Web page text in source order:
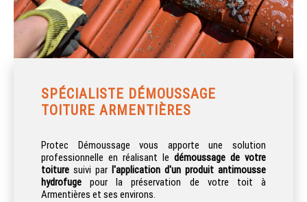
SPÉCIALISTE DÉMOUSSAGE
TOITURE ARMENTIÈRES
Protec Démoussage vous apporte une solution
professionnelle en réalisant le démoussage de votre
toiture suivi par l'application d'un produit antimousse
hydrofuge pour la préservation de votre toit à
Armentières et ses environs.